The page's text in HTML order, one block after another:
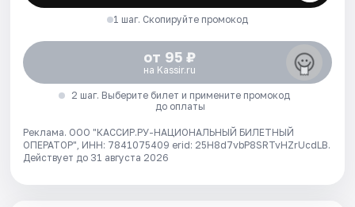
1 шаг. Скопируйте промокод
от 95 ₽
на Kassir.ru
2 шаг. Выберите билет и примените промокод
до оплаты
Реклама. ООО "КАССИР.РУ-НАЦИОНАЛЬНЫЙ БИЛЕТНЫЙ
ОПЕРАТОР", ИНН: 7841075409 erid: 25H8d7vbP8SRTvHZrUcdLB.
Действует до 31 августа 2026